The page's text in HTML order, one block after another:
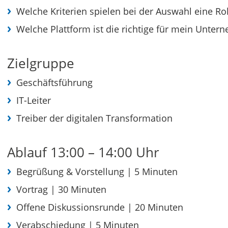
Welche Kriterien spielen bei der Auswahl eine
Welche Plattform ist die richtige für mein
Zielgruppe
Geschäftsführung
IT-Leiter
Treiber der digitalen Transformation
Ablauf 13:00 – 14:00 Uhr
Begrüßung & Vorstellung | 5 Minuten
Vortrag | 30 Minuten
Offene Diskussionsrunde | 20 Minuten
Verabschiedung | 5 Minuten